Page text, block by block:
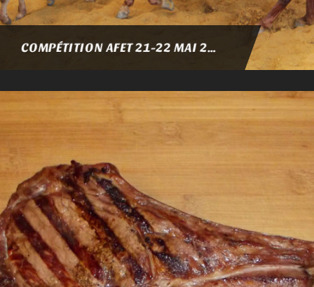
COMPÉTITION AFET 21-22 MAI 2022